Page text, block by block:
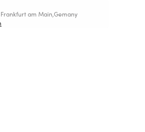
am Main,Gemany